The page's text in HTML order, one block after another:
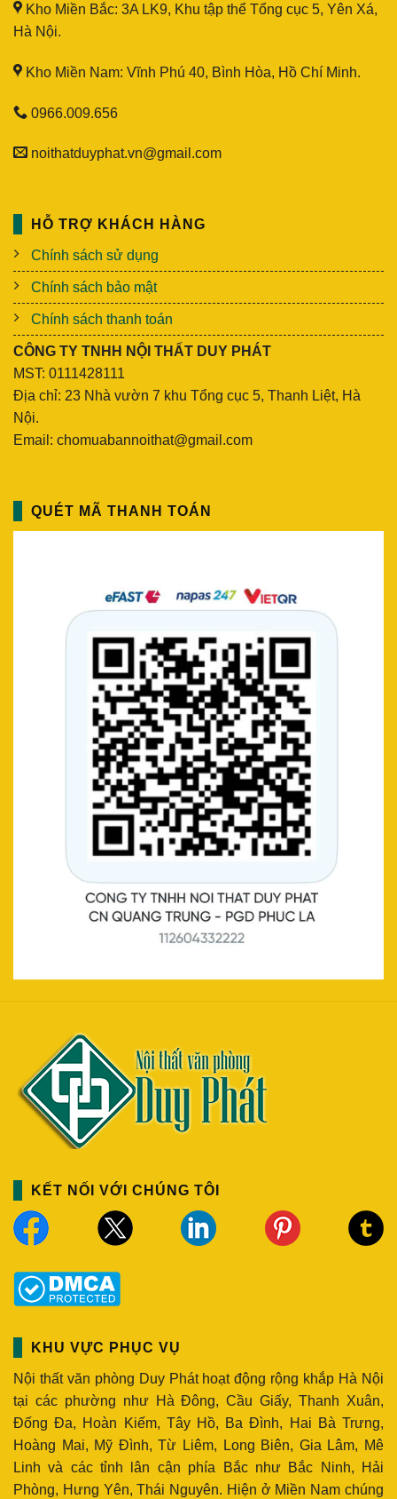
Kho Miền Bắc: 3A LK9, Khu tập thể Tổng cục 5, Yên Xá,
Hà Nội.
Kho Miền Nam: Vĩnh Phú 40, Bình Hòa, Hồ Chí Minh.
0966.009.656
noithatduyphat.vn@gmail.com
HỖ TRỢ KHÁCH HÀNG
Chính sách sử dụng
Chính sách bảo mật
Chính sách thanh toán
CÔNG TY TNHH NỘI THẤT DUY PHÁT
MST: 0111428111
Địa chỉ: 23 Nhà vườn 7 khu Tổng cục 5, Thanh Liệt, Hà
Nội.
Email: chomuabannoithat@gmail.com
QUÉT MÃ THANH TOÁN
KẾT NỐI VỚI CHÚNG TÔI
KHU VỰC PHỤC VỤ
Nội thất văn phòng Duy Phát hoạt động rộng khắp Hà Nội
tại các phường như Hà Đông, Cầu Giấy, Thanh Xuân,
Đống Đa, Hoàn Kiếm, Tây Hồ, Ba Đình, Hai Bà Trưng,
Hoàng Mai, Mỹ Đình, Từ Liêm, Long Biên, Gia Lâm, Mê
Linh và các tỉnh lân cận phía Bắc như Bắc Ninh, Hải
Phòng, Hưng Yên, Thái Nguyên. Hiện ở Miền Nam chúng